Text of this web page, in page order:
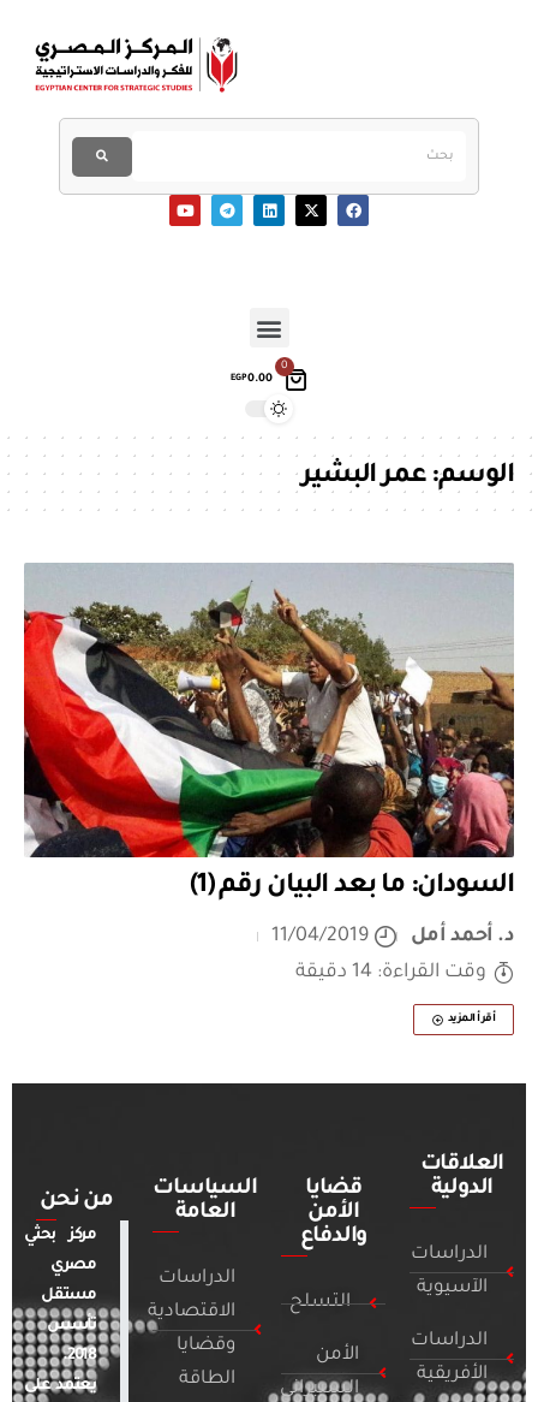
0
EGP0.00
الوسم:عمر البشير
السودان: ما بعد البيان رقم (1)
د. أحمد أمل
11/04/2019
وقت القراءة: 14 دقيقة
أقرأ المزيد
العلاقات
الدولية
الدراسات
الآسيوية
الدراسات
الأفريقية
قضايا
الأمن
والدفاع
التسلح
الأمن
السيبراني
السياسات
العامة
الدراسات
الاقتصادية
وقضايا
الطاقة
من نحن
مركز بحثي
مصري
مستقل
تأسس
2018.
يعتمد على